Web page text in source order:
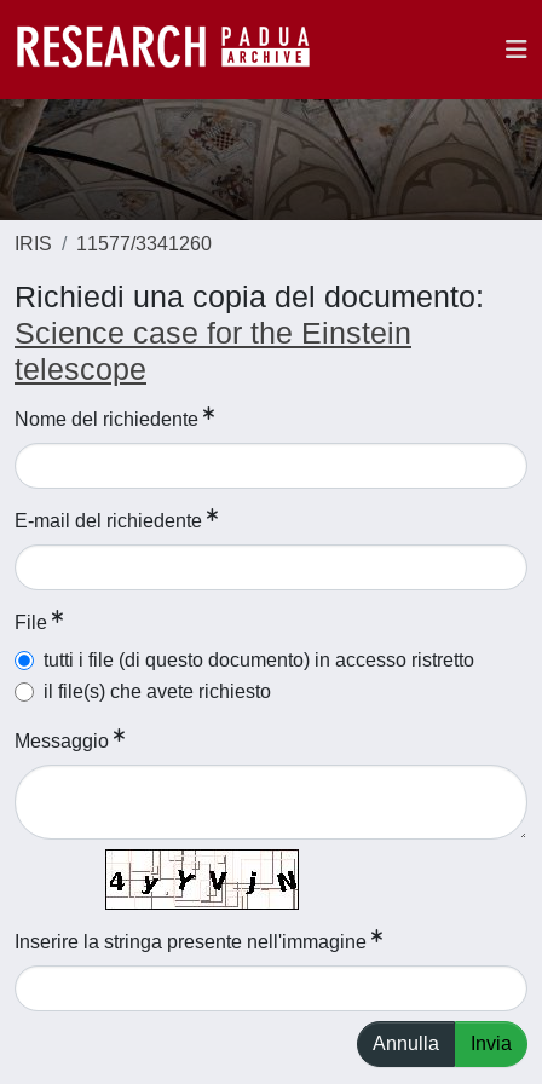
IRIS 11577/3341260
Richiedi una copia del documento:
Science case for the Einstein
telescope
Nome del richiedente
E-mail del richiedente
File
tutti i file (di questo documento) in accesso ristretto
il file(s) che avete richiesto
Messaggio
Inserire la stringa presente nell'immagine
Annulla Invia